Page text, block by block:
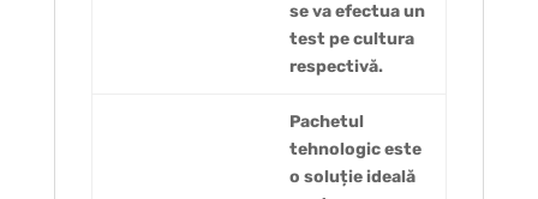
se va efectua un
test pe cultura
respectivă.
Pachetul
tehnologic este
o soluție ideală